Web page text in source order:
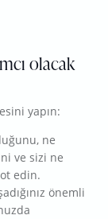
olacak
yapın:
ne
ve sizi ne
edin.
önemli